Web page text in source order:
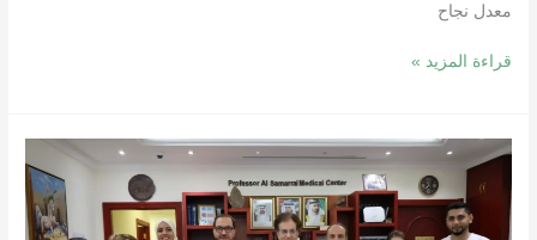
معدل نجاح
قراءة المزيد »
حجم
الطبيعي
حسب